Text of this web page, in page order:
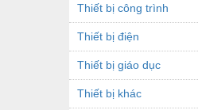
Thiết bị công trình
Thiết bị điện
Thiết bị giáo dục
Thiết bị khác